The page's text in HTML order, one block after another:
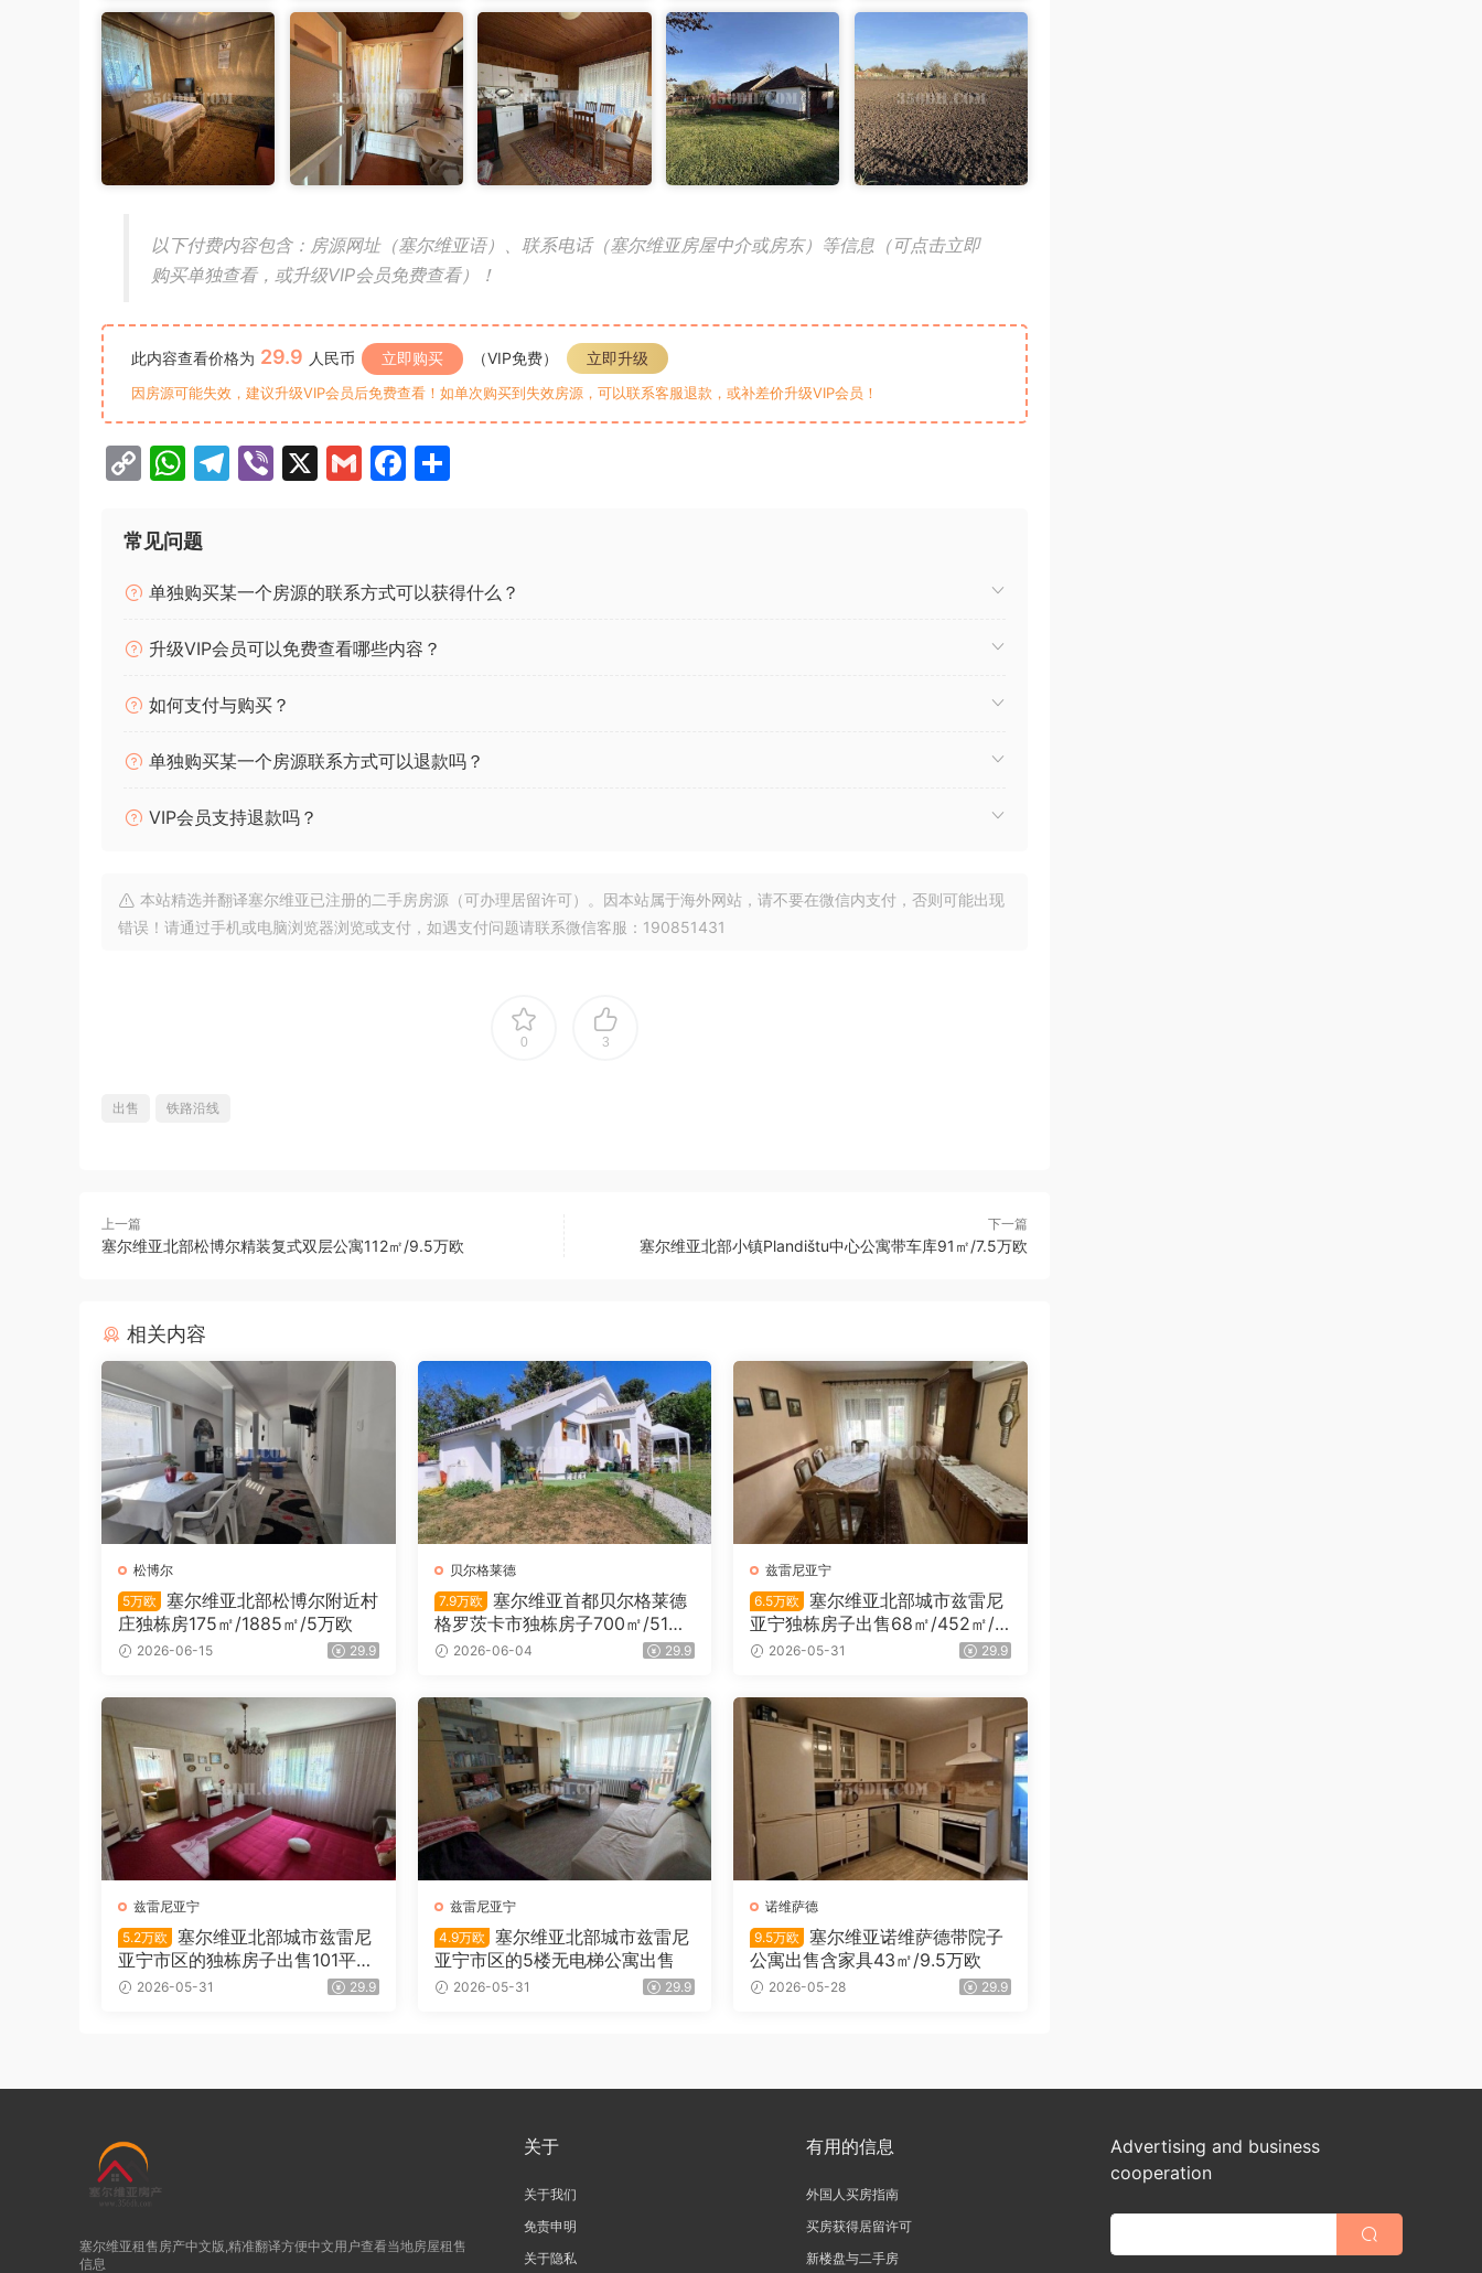
以下付费内容包含：房源网址（塞尔维亚语）、联系电话（塞尔维亚房屋中介或房东）等信息（可点击立即
购买单独查看，或升级VIP会员免费查看）！
此内容查看价格为 29.9 人民币 立即购买 （VIP免费） 立即升级
因房源可能失效，建议升级VIP会员后免费查看！如单次购买到失效房源，可以联系客服退款，或补差价升级VIP会员！
C
p
Li
n
W
at
A
p
T
a
m
Vi X
G
F
b
o
常见问题
单独购买某一个房源的联系方式可以获得什么？
升级VIP会员可以免费查看哪些内容？
如何支付与购买？
单独购买某一个房源联系方式可以退款吗？
VIP会员支持退款吗？
本站精选并翻译塞尔维亚已注册的二手房房源（可办理居留许可）。因本站属于海外网站，请不要在微信内支付，否则可能出现
错误！请通过手机或电脑浏览器浏览或支付，如遇支付问题请联系微信客服：190851431
0 3
出售 铁路沿线
上一篇
塞尔维亚北部松博尔精装复式双层公寓112㎡/9.5万欧
下一篇
塞尔维亚北部小镇Plandištu中心公寓带车库91㎡/7.5万欧
相关内容
松博尔
5万欧
塞尔维亚北部松博尔附近村
庄独栋房175㎡/1885㎡/5万欧
2026-06-15 29.9
贝尔格莱德
7.9万欧
塞尔维亚首都贝尔格莱德
格罗茨卡市独栋房子700㎡/51㎡/
7.9万欧
2026-06-04 29.9
兹雷尼亚宁
6.5万欧
塞尔维亚北部城市兹雷尼
亚宁独栋房子出售68㎡/452㎡/6.
5万欧
2026-05-31 29.9
兹雷尼亚宁
5.2万欧
塞尔维亚北部城市兹雷尼
亚宁市区的独栋房子出售101平
米/5.2万欧
2026-05-31 29.9
兹雷尼亚宁
4.9万欧
塞尔维亚北部城市兹雷尼
亚宁市区的5楼无电梯公寓出售
2026-05-31 29.9
诺维萨德
9.5万欧
塞尔维亚诺维萨德带院子
公寓出售含家具43㎡/9.5万欧
2026-05-28 29.9
塞尔维亚租售房产中文版,精准翻译方便中文用户查看当地房屋租售
信息
关于
关于我们
免责申明
关于隐私
有用的信息
外国人买房指南
买房获得居留许可
新楼盘与二手房
Advertising and business
cooperation